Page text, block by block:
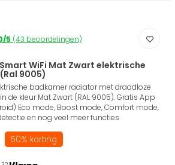
5 (43 beoordelingen)
WiFi Mat Zwart elektrische
9005)
badkamer radiator met draadloze
de kleur Mat Zwart (RAL 9005). Gratis App
Eco mode, Boost mode, Comfort mode,
en nog veel meer functies
50% korting